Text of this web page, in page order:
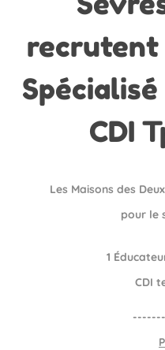
recrutent
CDI
Les Maisons des
pour le
1
CDI